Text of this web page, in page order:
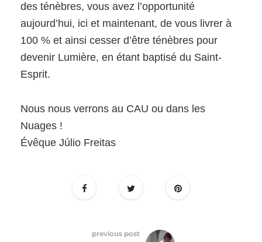
des ténèbres, vous avez l’opportunité
aujourd’hui, ici et maintenant, de vous livrer à
100 % et ainsi cesser d’être ténèbres pour
devenir Lumière, en étant baptisé du Saint-
Esprit.
Nous nous verrons au CAU ou dans les
Nuages !
Évêque Júlio Freitas
previous post